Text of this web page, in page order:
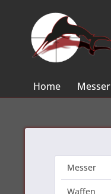
Home Messer
Messer
Waffen